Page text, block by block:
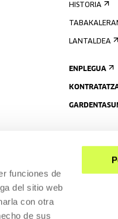
funciones de
del sitio web
con otra
de sus
HISTORIA
LANTALDEA
ENPLEGUA